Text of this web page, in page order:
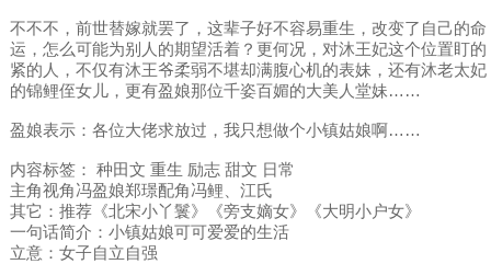
不不不，前世替嫁就罢了，这辈子好不容易重生，改变了自己的命
运，怎么可能为别人的期望活着？更何况，对沐王妃这个位置盯的
紧的人，不仅有沐王爷柔弱不堪却满腹心机的表妹，还有沐老太妃
的锦鲤侄女儿，更有盈娘那位千姿百媚的大美人堂妹……
盈娘表示：各位大佬求放过，我只想做个小镇姑娘啊……
内容标签： 种田文 重生 励志 甜文 日常
主角视角冯盈娘郑璟配角冯鲤、江氏
其它：推荐《北宋小丫鬟》《旁支嫡女》《大明小户女》
一句话简介：小镇姑娘可可爱爱的生活
立意：女子自立自强